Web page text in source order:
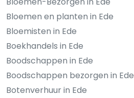
Bloemen en planten in Ede
Bloemisten in Ede
Boekhandels in Ede
Boodschappen in Ede
Boodschappen bezorgen in Ede
Botenverhuur in Ede